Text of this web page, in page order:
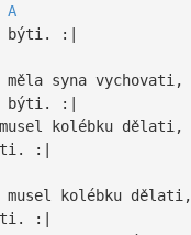
A
býti. :|
syna vychovati,
býti. :|
kolébku dělati,
:|
kolébku dělati,
:|